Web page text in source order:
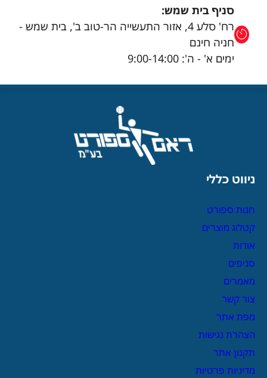
סניף בית שמש:
רח' סלע 4, אזור התעשייה הר-טוב ב', בית שמש -
חניה חינם
ימים א' - ה': 9:00-14:00
ניווט כללי
חנות ספורט
קטלוג מוצרים
אודות
סניפים
מאמרים
צור קשר
מפת אתר
הצהרת נגישות
תקנון אתר
מדיניות פרטיות